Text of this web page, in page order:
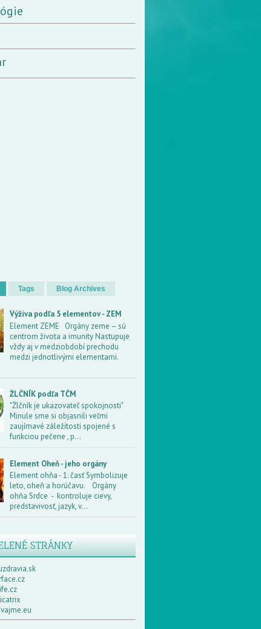
Tags Blog Archives
Výživa podľa 5 elementov - ZEM
Element ZEME Orgány zeme – sú
centrom života a imunity Nastupuje
vždy aj v medziobdobí prechodu
medzi jednotlivými elementami.
ŽLČNÍK podľa TČM
"Žlčník je ukazovateľ spokojnosti"
Minule sme si objasnili veľmi
zaujímavé záležitosti spojené s
funkciou pečene , p...
Element Oheň - jeho orgány
Element ohňa - 1. časť Symbolizuje
leto, oheň a horúčavu. Orgány
ohňa Srdce - kontroluje cievy,
predstavivosť, jazyk, v...
STRÁNKY